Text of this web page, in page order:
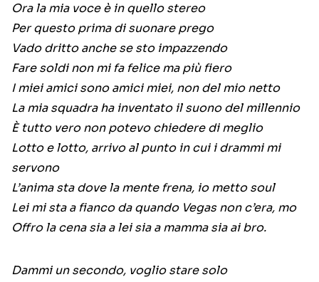
Ora la mia voce è in quello stereo
Per questo prima di suonare prego
Vado dritto anche se sto impazzendo
Fare soldi non mi fa felice ma più fiero
I miei amici sono amici miei, non del mio netto
La mia squadra ha inventato il suono del millennio
È tutto vero non potevo chiedere di meglio
Lotto e lotto, arrivo al punto in cui i drammi mi
servono
L’anima sta dove la mente frena, io metto soul
Lei mi sta a fianco da quando Vegas non c’era, mo
Offro la cena sia a lei sia a mamma sia ai bro.
Dammi un secondo, voglio stare solo